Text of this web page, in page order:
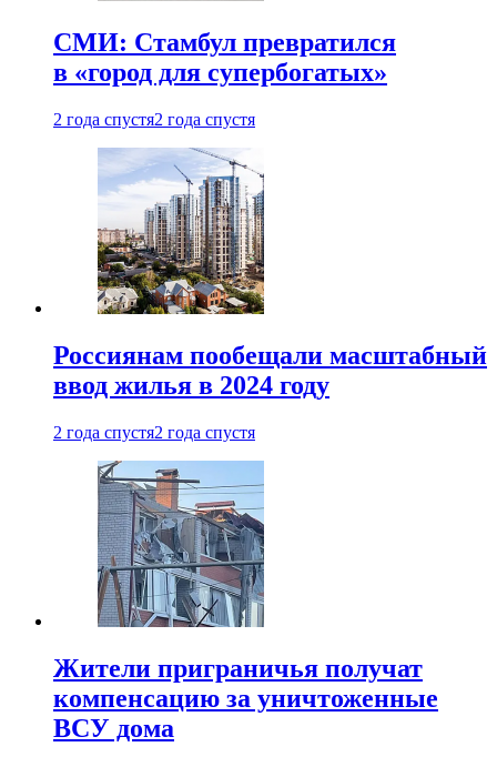
СМИ: Стамбул превратился
в «город для супербогатых»
2 года спустя2 года спустя
Россиянам пообещали масштабный
ввод жилья в 2024 году
2 года спустя2 года спустя
Жители приграничья получат
компенсацию за уничтоженные
ВСУ дома